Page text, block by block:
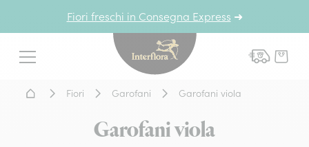
Fiori freschi in Consegna Express ➜
Menu
Interflora - fiori a
Home - Fiori a domicilio
Fiori Garofani Garofani viola
Garofani viola